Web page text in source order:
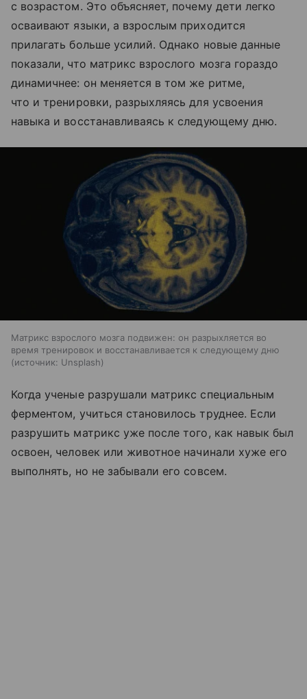
с возрастом. Это объясняет, почему дети легко
осваивают языки, а взрослым приходится
прилагать больше усилий. Однако новые данные
показали, что матрикс взрослого мозга гораздо
динамичнее: он меняется в том же ритме,
что и тренировки, разрыхляясь для усвоения
навыка и восстанавливаясь к следующему дню.
Матрикс взрослого мозга подвижен: он разрыхляется во
время тренировок и восстанавливается к следующему дню
источник: Unsplash
Когда ученые разрушали матрикс специальным
ферментом, учиться становилось труднее. Если
разрушить матрикс уже после того, как навык был
освоен, человек или животное начинали хуже его
выполнять, но не забывали его совсем.